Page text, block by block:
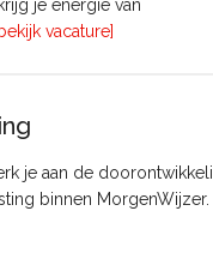
je energie van
vacature]
je aan de
binnen MorgenWijzer.